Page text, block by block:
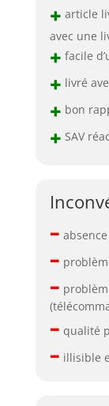
+ article
avec une
+ facile
+ livré
+ bon
+ SAV
–
–
–
– qualité
– illisible